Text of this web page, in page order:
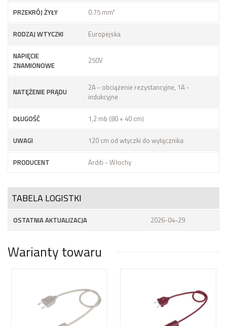
PRZEKRÓJ ŻYŁY 0.75 mm²
RODZAJ WTYCZKI Europejska
NAPIĘCIE
ZNAMIONOWE
250V
NATĘŻENIE PRĄDU
2A - obciążenie rezystancyjne, 1A -
indukcyjne
DŁUGOŚĆ 1,2 mb (80 + 40 cm)
UWAGI 120 cm od wtyczki do wyłącznika
PRODUCENT Arditi - Włochy
TABELA LOGISTKI
OSTATNIA AKTUALIZACJA 2026-04-29
Warianty towaru